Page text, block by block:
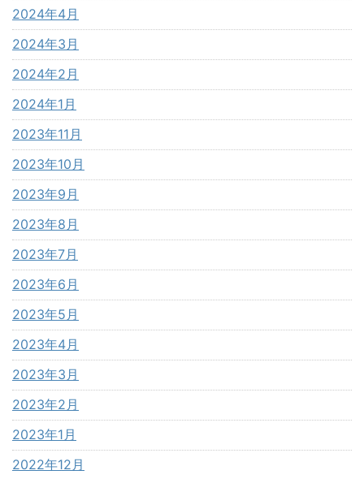
2024年4月
2024年3月
2024年2月
2024年1月
2023年11月
2023年10月
2023年9月
2023年8月
2023年7月
2023年6月
2023年5月
2023年4月
2023年3月
2023年2月
2023年1月
2022年12月